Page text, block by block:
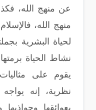
عن منهج الله،
منهج الله،
لحياة البشرية
نشاط الحياة
يقوم على
نظرية، إنه
بعوائقها وجواذبها